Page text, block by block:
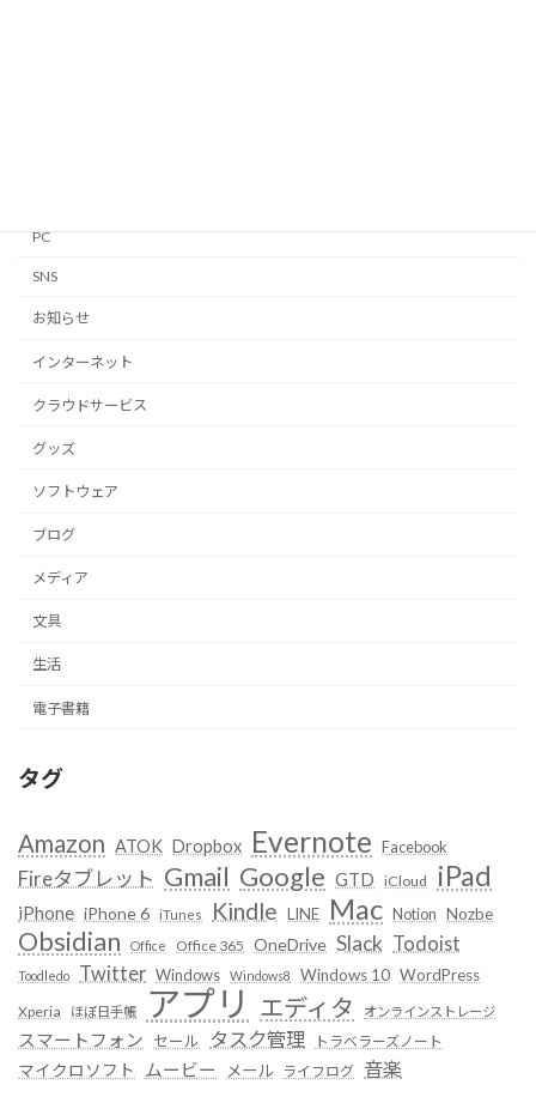
PC
SNS
お知らせ
インターネット
クラウドサービス
グッズ
ソフトウェア
ブログ
メディア
文具
生活
電子書籍
タグ
Amazon ATOK Dropbox Evernote Facebook
Fireタブレット Gmail Google GTD iCloud iPad
iPhone iPhone 6 iTunes Kindle LINE Mac Notion Nozbe
Obsidian Office Office 365 OneDrive Slack Todoist
Toodledo Twitter Windows Windows8 Windows 10 WordPress
Xperia ほぼ日手帳 アプリ エディタ オンラインストレージ
スマートフォン セール タスク管理 トラベラーズノート
マイクロソフト ムービー メール ライフログ 音楽